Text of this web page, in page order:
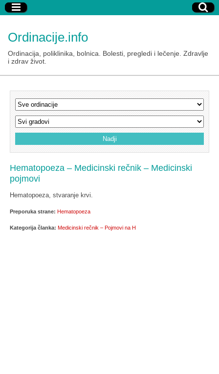
Ordinacije.info
Ordinacija, poliklinika, bolnica. Bolesti, pregledi i lečenje. Zdravlje
i zdrav život.
Hematopoeza – Medicinski rečnik – Medicinski
pojmovi
Hematopoeza, stvaranje krvi.
Preporuka strane: Hematopoeza
Kategorija članka: Medicinski rečnik – Pojmovi na H